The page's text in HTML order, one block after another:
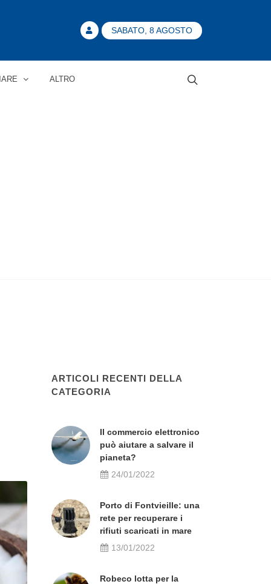
SABATO, 8 AGOSTO
ALTRO
ARTICOLI RECENTI DELLA
CATEGORIA
Il commercio elettronico
può aiutare a salvare il
pianeta?
24/01/2022
Porto di Fontvieille: una
rete per recuperare i
rifiuti scaricati in mare
13/01/2022
Robeco lotta per la